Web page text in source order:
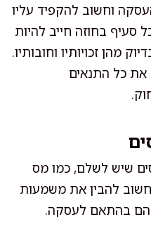
וחשוב להקפיד עליו
סעיף בחוזה חייב להיות
מהן זכויותיו וחובותיו.
את כל התנאים
שיש לשלם, כמו מס
להבין את משמעות
בהתאם לעסקה.